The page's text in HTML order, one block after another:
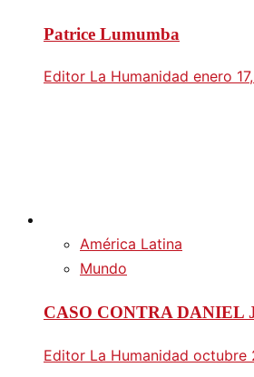
Patrice Lumumba
Editor La Humanidad enero
América Latina
Mundo
CASO CONTRA DANIEL
Editor La Humanidad octubre